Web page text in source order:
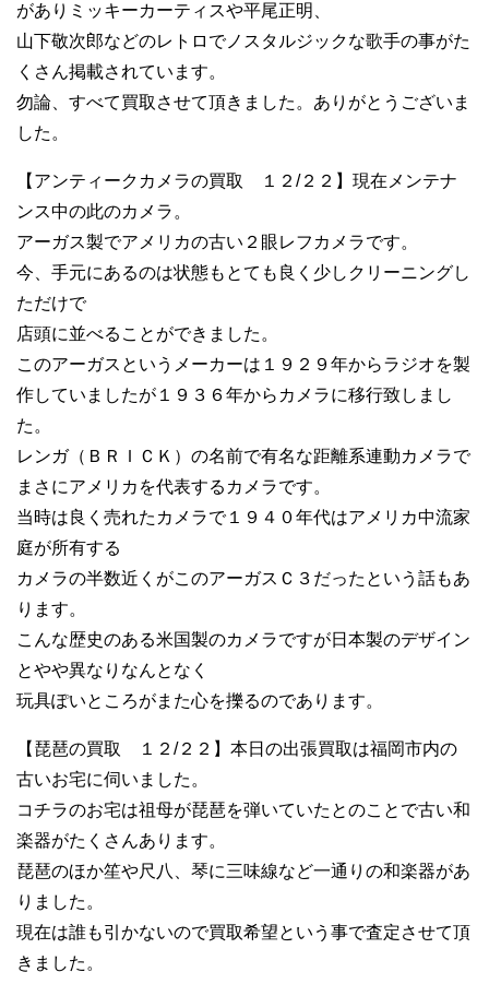
がありミッキーカーティスや平尾正明、
山下敬次郎などのレトロでノスタルジックな歌手の事がた
くさん掲載されています。
勿論、すべて買取させて頂きました。ありがとうございま
した。
【アンティークカメラの買取 １２/２２】現在メンテナ
ンス中の此のカメラ。
アーガス製でアメリカの古い２眼レフカメラです。
今、手元にあるのは状態もとても良く少しクリーニングし
ただけで
店頭に並べることができました。
このアーガスというメーカーは１９２９年からラジオを製
作していましたが１９３６年からカメラに移行致しまし
た。
レンガ（ＢＲＩＣＫ）の名前で有名な距離系連動カメラで
まさにアメリカを代表するカメラです。
当時は良く売れたカメラで１９４０年代はアメリカ中流家
庭が所有する
カメラの半数近くがこのアーガスＣ３だったという話もあ
ります。
こんな歴史のある米国製のカメラですが日本製のデザイン
とやや異なりなんとなく
玩具ぽいところがまた心を擽るのであります。
【琵琶の買取 １２/２２】本日の出張買取は福岡市内の
古いお宅に伺いました。
コチラのお宅は祖母が琵琶を弾いていたとのことで古い和
楽器がたくさんあります。
琵琶のほか笙や尺八、琴に三味線など一通りの和楽器があ
りました。
現在は誰も引かないので買取希望という事で査定させて頂
きました。